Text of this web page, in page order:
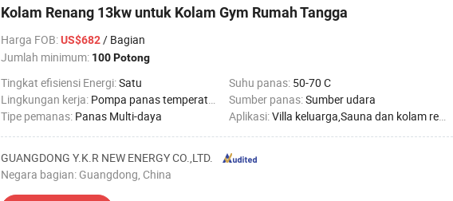
Kolam Renang 13kw untuk Kolam Gym Rumah Tangga
Harga FOB:US$682/ Bagian
Jumlah minimum: 100 Potong
Tingkat efisiensi Energi:Satu Suhu panas: 50-70 C
Lingkungan kerja: Pompa panas temperatur rendah Sumber panas:Sumber udara
Tipe pemanas: Panas Multi-daya Aplikasi:Villa keluarga,Sauna dan kolam renang,Hotel,Rumah Sakit Pabrik,Apartemen untuk Pelajar,Salon Kecantikan
GUANGDONG Y.K.R NEW ENERGY CO.,LTD.
Negara bagian: Guangdong, China